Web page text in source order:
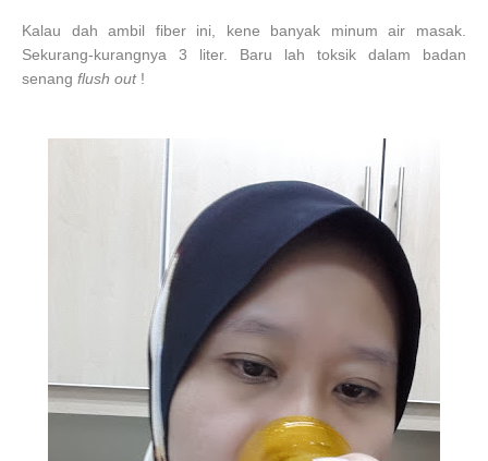
Kalau dah ambil fiber ini, kene banyak minum air masak.
Sekurang-kurangnya 3 liter. Baru lah toksik dalam badan
senang flush out!